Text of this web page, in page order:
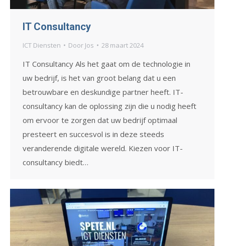
IT Consultancy
ICT Diensten Door Jos 28 maart 2024
IT Consultancy Als het gaat om de technologie in
uw bedrijf, is het van groot belang dat u een
betrouwbare en deskundige partner heeft. IT-
consultancy kan de oplossing zijn die u nodig heeft
om ervoor te zorgen dat uw bedrijf optimaal
presteert en succesvol is in deze steeds
veranderende digitale wereld. Kiezen voor IT-
consultancy biedt…